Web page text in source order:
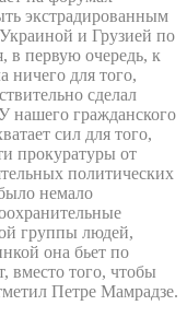
экстрадированным
и Грузией по
в первую очередь, к
ничего для того,
сделал
нашего гражданского
сил для того,
прокуратуры от
политических
немало
группы людей,
она бьет по
вместо того, чтобы
Петре Мамрадзе.